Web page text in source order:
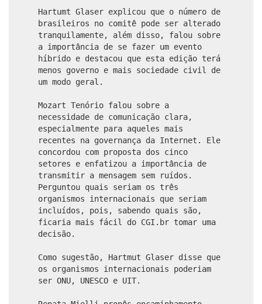
Hartumt Glaser explicou que o número de
brasileiros no comitê pode ser alterado
tranquilamente, além disso, falou sobre
a importância de se fazer um evento
híbrido e destacou que esta edição terá
menos governo e mais sociedade civil de
um modo geral.
Mozart Tenório falou sobre a
necessidade de comunicação clara,
especialmente para aqueles mais
recentes na governança da Internet. Ele
concordou com proposta dos cinco
setores e enfatizou a importância de
transmitir a mensagem sem ruídos.
Perguntou quais seriam os três
organismos internacionais que seriam
incluídos, pois, sabendo quais são,
ficaria mais fácil do CGI.br tomar uma
decisão.
Como sugestão, Hartmut Glaser disse que
os organismos internacionais poderiam
ser ONU, UNESCO e UIT.